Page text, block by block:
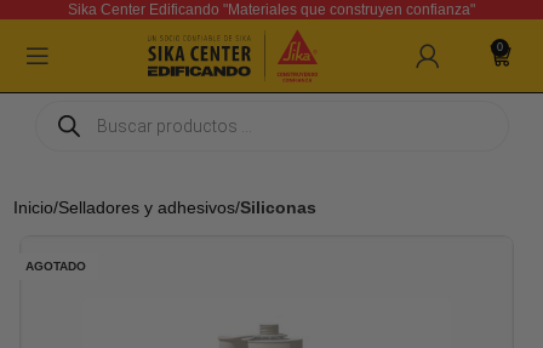
Sika Center Edificando "Materiales que construyen confianza"
0
Inicio Selladores y adhesivos Siliconas
AGOTADO